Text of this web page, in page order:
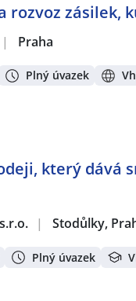
rozvoz zásilek,
| Praha
Plný úvazek
který dává
| Stodůlky,
Plný úvazek